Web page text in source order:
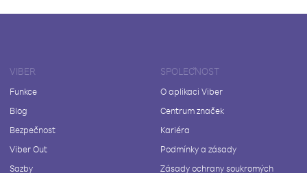
VIBER
Funkce
Blog
Bezpečnost
Viber Out
Sazby
SPOLEČNOST
O aplikaci Viber
Centrum značek
Kariéra
Podmínky a zásady
Zásady ochrany soukromých